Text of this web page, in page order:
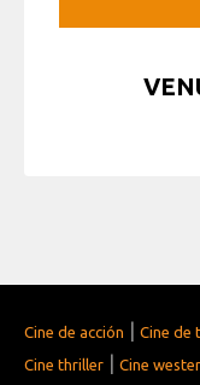
Cine de acción | Cine de
Cine thriller | Cine